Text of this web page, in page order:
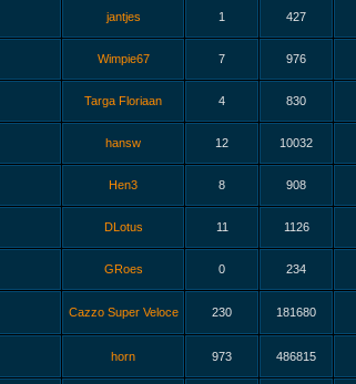
jantjes 1 427
Wimpie67 7 976
Targa Floriaan 4 830
hansw 12 10032
Hen3 8 908
DLotus 11 1126
GRoes 0 234
Cazzo Super Veloce 230 181680
horn 973 486815